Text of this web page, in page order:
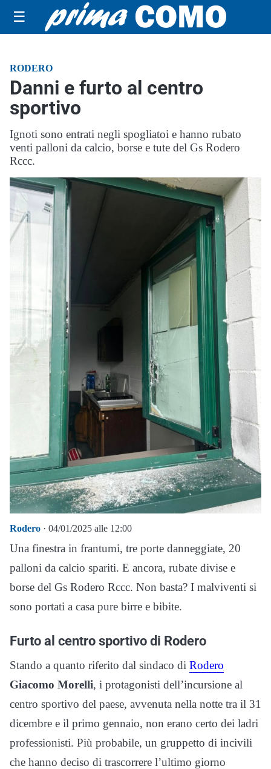
☰
RODERO
Danni e furto al centro
sportivo
Ignoti sono entrati negli spogliatoi e hanno rubato
venti palloni da calcio, borse e tute del Gs Rodero
Rccc.
Rodero · 04/01/2025 alle 12:00
Una finestra in frantumi, tre porte danneggiate, 20
palloni da calcio spariti. E ancora, rubate divise e
borse del Gs Rodero Rccc. Non basta? I malviventi si
sono portati a casa pure birre e bibite.
Furto al centro sportivo di Rodero
Stando a quanto riferito dal sindaco di Rodero
Giacomo Morelli, i protagonisti dell’incursione al
centro sportivo del paese, avvenuta nella notte tra il 31
dicembre e il primo gennaio, non erano certo dei ladri
professionisti. Più probabile, un gruppetto di incivili
che hanno deciso di trascorrere l’ultimo giorno